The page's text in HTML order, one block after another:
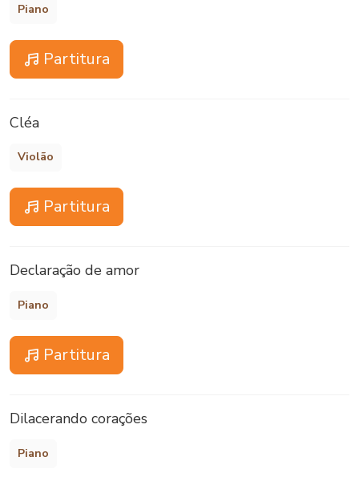
Piano
Partitura
Cléa
Violão
Partitura
Declaração de amor
Piano
Partitura
Dilacerando corações
Piano